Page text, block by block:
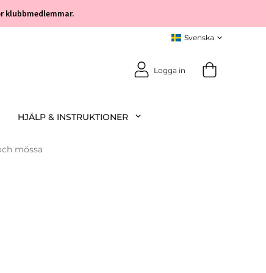
klubbmedlemmar.
Logga in
HJÄLP & INSTRUKTIONER
mössa